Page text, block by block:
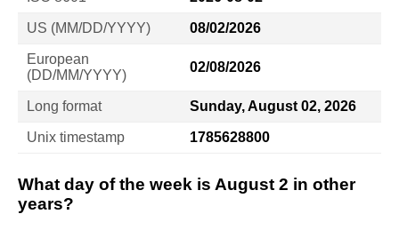
US (MM/DD/YYYY) 08/02/2026
European
(DD/MM/YYYY)
02/08/2026
Long format Sunday, August 02, 2026
Unix timestamp 1785628800
What day of the week is August 2 in other
years?